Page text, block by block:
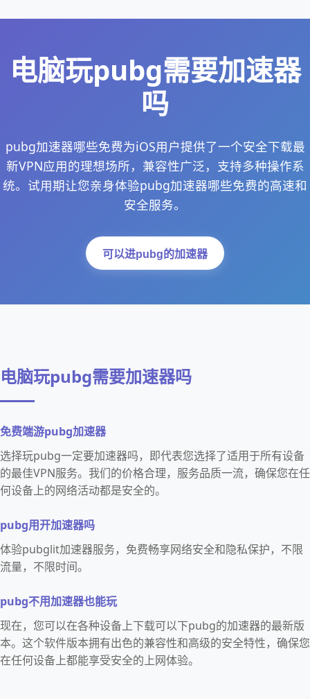
电脑玩pubg需要加速器
吗
pubg加速器哪些免费为iOS用户提供了一个安全下载最
新VPN应用的理想场所，兼容性广泛，支持多种操作系
统。试用期让您亲身体验pubg加速器哪些免费的高速和
安全服务。
可以进pubg的加速器
电脑玩pubg需要加速器吗
免费端游pubg加速器
选择玩pubg一定要加速器吗，即代表您选择了适用于所有设备
的最佳VPN服务。我们的价格合理，服务品质一流，确保您在任
何设备上的网络活动都是安全的。
pubg用开加速器吗
体验pubglit加速器服务，免费畅享网络安全和隐私保护，不限
流量，不限时间。
pubg不用加速器也能玩
现在，您可以在各种设备上下载可以下pubg的加速器的最新版
本。这个软件版本拥有出色的兼容性和高级的安全特性，确保您
在任何设备上都能享受安全的上网体验。